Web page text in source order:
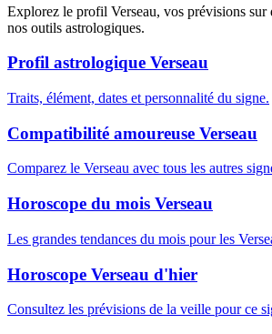
Explorez le profil Verseau, vos prévisions sur
nos outils astrologiques.
Profil astrologique Verseau
Traits, élément, dates et personnalité du signe.
Compatibilité amoureuse Verseau
Comparez le Verseau avec tous les autres
Horoscope du mois Verseau
Les grandes tendances du mois pour les
Horoscope Verseau d'hier
Consultez les prévisions de la veille pour ce